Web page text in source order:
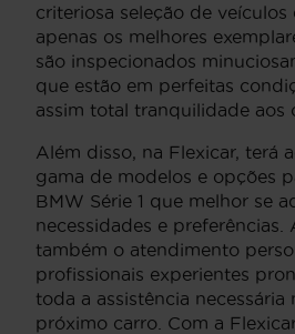
criteriosa seleção de veículos
apenas os melhores
são inspecionados
que estão em perfeitas
assim total tranquilidade aos
Além disso, na Flexicar, terá
gama de modelos e opções
BMW Série 1 que melhor se
necessidades e preferências.
também o atendimento
profissionais experientes
toda a assistência necessária
próximo carro. Com a